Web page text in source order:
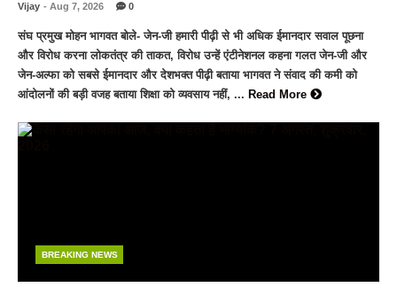
Vijay - Aug 7, 2026 0
संघ प्रमुख मोहन भागवत बोले- जेन-जी हमारी पीढ़ी से भी अधिक ईमानदार सवाल पूछना
और विरोध करना लोकतंत्र की ताकत, विरोध उन्हें एंटीनेशनल कहना गलत जेन-जी और
जेन-अल्फा को सबसे ईमानदार और देशभक्त पीढ़ी बताया भागवत ने संवाद की कमी को
आंदोलनों की बड़ी वजह बताया शिक्षा को व्यवसाय नहीं, ... Read More
BREAKING NEWS